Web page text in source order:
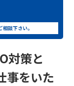
談下さい。
対策と
事をいた